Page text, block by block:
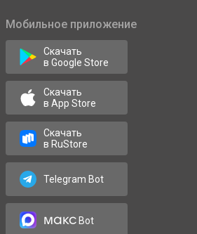
Мобильное приложение
Скачать
в Google Store
Скачать
в App Store
Скачать
в RuStore
Telegram Bot
максBot